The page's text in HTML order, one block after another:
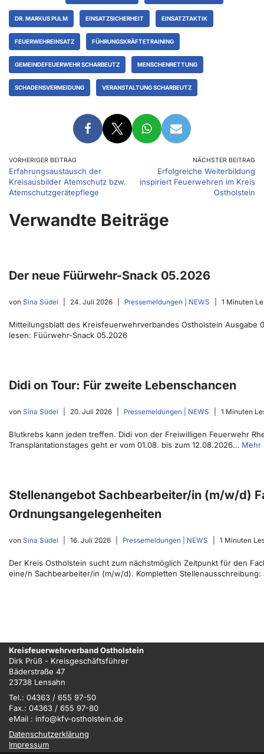
DR. MARKUS PULM EINSATZSICHERHEIT EINSATZTAKTIK
FEUERWEHREINSATZ FÜHRUNGSKRÄFTETRAINING
GEMEINDEFEUERWEHR SCHARBEUTZ MENSCHENRETTUNG
SCHADENSVERMEIDUNG VERANSTALTUNG SCHARBEUTZ
VORHERIGER BEITRAG
Erfahrungsaustausch der
Kreisausbilder Atemschutz bzw.
Atemschutzgerätepflege
NÄCHSTER BEITRAG
Erfolgreiche Weiterbildung
inspiriert Feuerwehren im Kreis
Ostholstein
Verwandte Beiträge
Der neue Füürwehr-Snack 05.2026
von Sina Südel 24. Juli 2026 Pressemeldungen | NEWS 1 Minuten
Mitteilungsblatt des Kreisfeuerwehrverbandes Ostholstein
lesen: Füürwehr-Snack 05.2026
Didi on Tour: Für zweite Lebenschancen
von Sina Südel 20. Juli 2026 Pressemeldungen | NEWS 1 Minuten
Blutkrebs kann jeden treffen. Didi von der Freiwilligen Feuerwehr
Transplantationstages geht er vom 01.08. bis zum 12.08.2026… Mehr
Stellenangebot Sachbearbeiter/in (m/w/d)
Ordnungsangelegenheiten
von Sina Südel 16. Juli 2026 Pressemeldungen | NEWS 1 Minuten
Der Kreis Ostholstein sucht zum nächstmöglich Zeitpunkt für den
eine/n Sachbearbeiter/in (m/w/d). Kompletten Stellenausschreibung:
Kreisfeuerwehrverband Ostholstein
Dirk Prüß - Kreisgeschäftsführer
Bäderstraße 47
23738 Lensahn
Tel.: 04363 / 655 97-50
Fax.: 04363 / 655 97-80
eMail : info@kfv-ostholstein.de
Datenschutzerklärung
Impressum